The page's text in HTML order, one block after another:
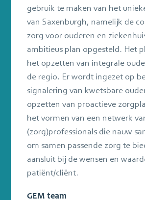
gebruik te maken van het
van Saxenburgh, namelijk de
zorg voor ouderen en
ambitieus plan opgesteld. Het
het opzetten van integrale
de regio. Er wordt ingezet op
signalering van kwetsbare
opzetten van proactieve
het vormen van een netwerk
(zorg)professionals die nauw
om samen passende zorg te
aansluit bij de wensen en
patiënt/cliënt.
GEM team